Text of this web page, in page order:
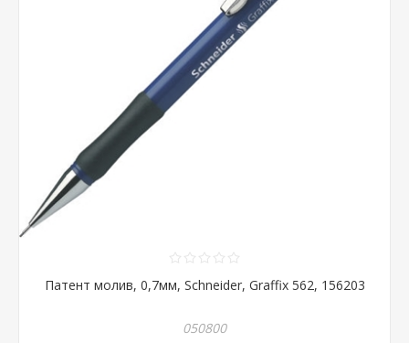
Патент молив, 0,7мм, Schneider, Graffix 562, 156203
050800